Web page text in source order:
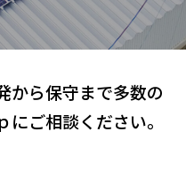
から保守まで多数の
ご相談ください。